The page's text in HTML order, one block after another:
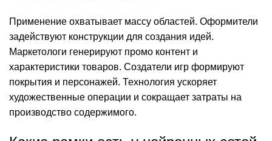
Применение охватывает массу областей. Оформители
задействуют конструкции для создания идей.
Маркетологи генерируют промо контент и
характеристики товаров. Создатели игр формируют
покрытия и персонажей. Технология ускоряет
художественные операции и сокращает затраты на
производство содержимого.